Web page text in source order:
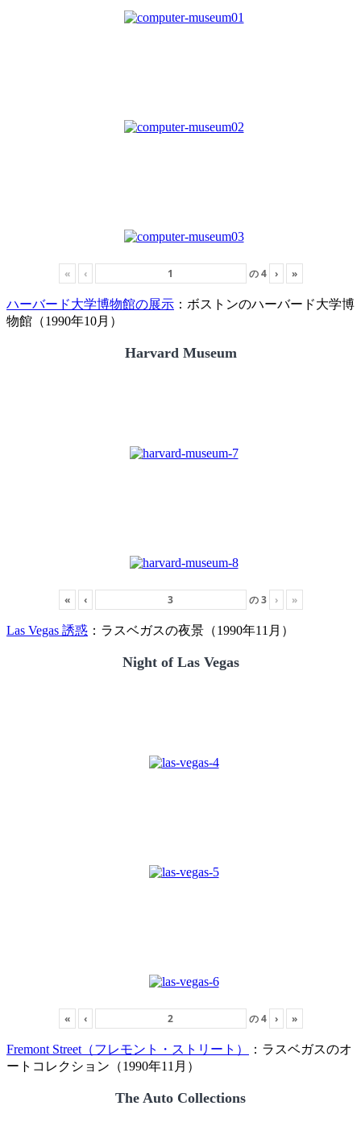
« ‹ の4 › »
ハーバード大学博物館の展示 ：ボストンのハーバード大学博
物館（1990年10月）
Harvard Museum
« ‹ の3 › »
Las Vegas 誘惑 ：ラスベガスの夜景（1990年11月）
Night of Las Vegas
« ‹ の4 › »
Fremont Street（フレモント・ストリート）
：ラスベガスのオ
ートコレクション（1990年11月）
The Auto Collections